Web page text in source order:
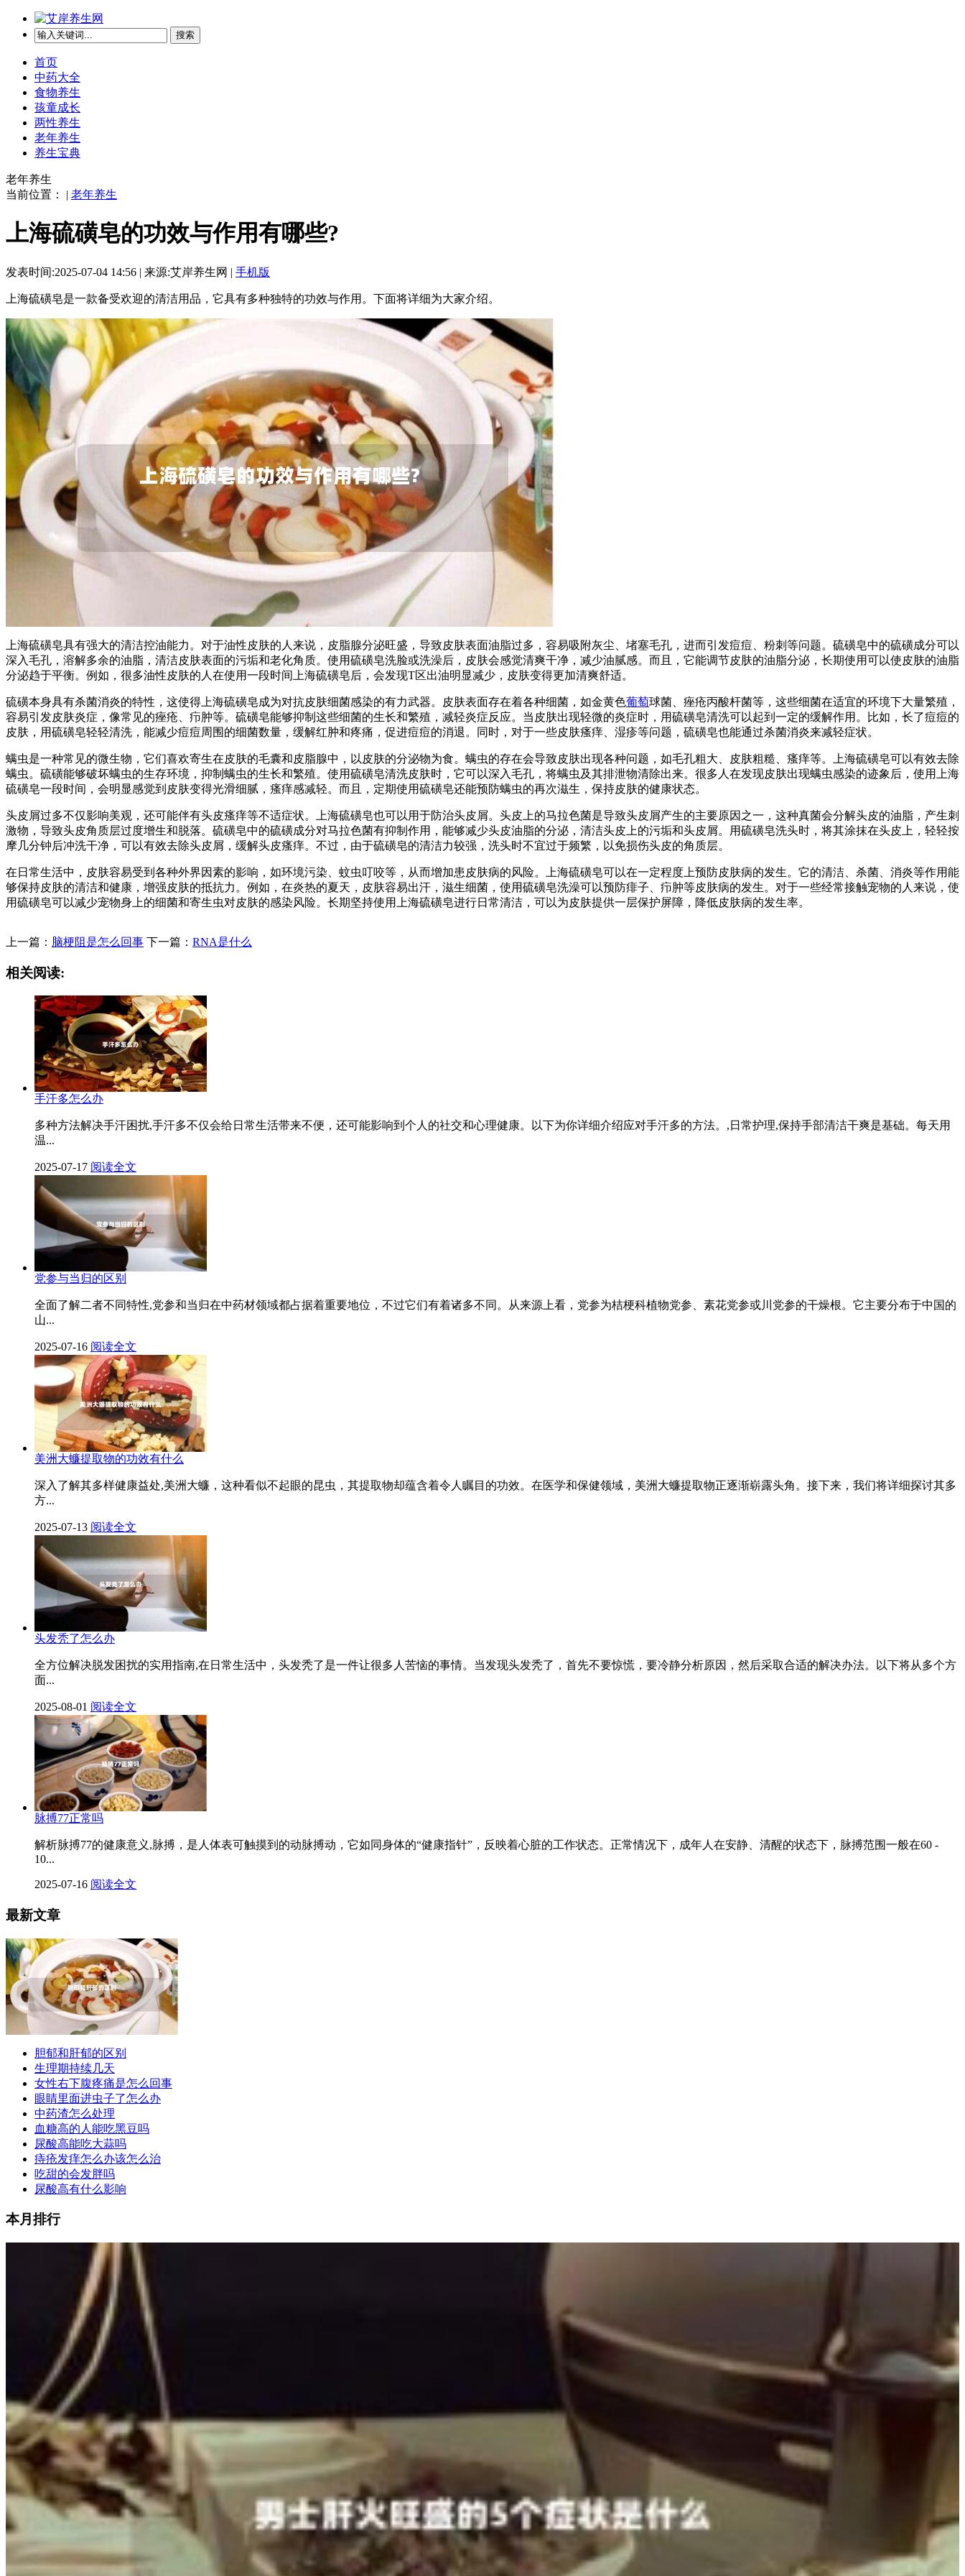
搜索
首页
中药大全
食物养生
孩童成长
两性养生
老年养生
养生宝典
老年养生
当前位置： | 老年养生
上海硫磺皂的功效与作用有哪些?
发表时间:2025-07-04 14:56 | 来源:艾岸养生网 | 手机版
上海硫磺皂是一款备受欢迎的清洁用品，它具有多种独特的功效与作用。下面将详细为大家介绍。
上海硫磺皂具有强大的清洁控油能力。对于油性皮肤的人来说，皮脂腺分泌旺盛，导致皮肤表面油脂过多，容易吸附灰尘、堵塞毛孔，进而引发痘痘、粉刺等问题。硫磺皂中的硫磺成分可以
深入毛孔，溶解多余的油脂，清洁皮肤表面的污垢和老化角质。使用硫磺皂洗脸或洗澡后，皮肤会感觉清爽干净，减少油腻感。而且，它能调节皮肤的油脂分泌，长期使用可以使皮肤的油脂
分泌趋于平衡。例如，很多油性皮肤的人在使用一段时间上海硫磺皂后，会发现T区出油明显减少，皮肤变得更加清爽舒适。
硫磺本身具有杀菌消炎的特性，这使得上海硫磺皂成为对抗皮肤细菌感染的有力武器。皮肤表面存在着各种细菌，如金黄色葡萄球菌、痤疮丙酸杆菌等，这些细菌在适宜的环境下大量繁殖，
容易引发皮肤炎症，像常见的痤疮、疖肿等。硫磺皂能够抑制这些细菌的生长和繁殖，减轻炎症反应。当皮肤出现轻微的炎症时，用硫磺皂清洗可以起到一定的缓解作用。比如，长了痘痘的
皮肤，用硫磺皂轻轻清洗，能减少痘痘周围的细菌数量，缓解红肿和疼痛，促进痘痘的消退。同时，对于一些皮肤瘙痒、湿疹等问题，硫磺皂也能通过杀菌消炎来减轻症状。
螨虫是一种常见的微生物，它们喜欢寄生在皮肤的毛囊和皮脂腺中，以皮肤的分泌物为食。螨虫的存在会导致皮肤出现各种问题，如毛孔粗大、皮肤粗糙、瘙痒等。上海硫磺皂可以有效去除
螨虫。硫磺能够破坏螨虫的生存环境，抑制螨虫的生长和繁殖。使用硫磺皂清洗皮肤时，它可以深入毛孔，将螨虫及其排泄物清除出来。很多人在发现皮肤出现螨虫感染的迹象后，使用上海
硫磺皂一段时间，会明显感觉到皮肤变得光滑细腻，瘙痒感减轻。而且，定期使用硫磺皂还能预防螨虫的再次滋生，保持皮肤的健康状态。
头皮屑过多不仅影响美观，还可能伴有头皮瘙痒等不适症状。上海硫磺皂也可以用于防治头皮屑。头皮上的马拉色菌是导致头皮屑产生的主要原因之一，这种真菌会分解头皮的油脂，产生刺
激物，导致头皮角质层过度增生和脱落。硫磺皂中的硫磺成分对马拉色菌有抑制作用，能够减少头皮油脂的分泌，清洁头皮上的污垢和头皮屑。用硫磺皂洗头时，将其涂抹在头皮上，轻轻按
摩几分钟后冲洗干净，可以有效去除头皮屑，缓解头皮瘙痒。不过，由于硫磺皂的清洁力较强，洗头时不宜过于频繁，以免损伤头皮的角质层。
在日常生活中，皮肤容易受到各种外界因素的影响，如环境污染、蚊虫叮咬等，从而增加患皮肤病的风险。上海硫磺皂可以在一定程度上预防皮肤病的发生。它的清洁、杀菌、消炎等作用能
够保持皮肤的清洁和健康，增强皮肤的抵抗力。例如，在炎热的夏天，皮肤容易出汗，滋生细菌，使用硫磺皂洗澡可以预防痱子、疖肿等皮肤病的发生。对于一些经常接触宠物的人来说，使
用硫磺皂可以减少宠物身上的细菌和寄生虫对皮肤的感染风险。长期坚持使用上海硫磺皂进行日常清洁，可以为皮肤提供一层保护屏障，降低皮肤病的发生率。
上一篇： 脑梗阻是怎么回事 下一篇： RNA是什么
相关阅读:
手汗多怎么办
多种方法解决手汗困扰,手汗多不仅会给日常生活带来不便，还可能影响到个人的社交和心理健康。以下为你详细介绍应对手汗多的方法。,日常护理,保持手部清洁干爽是基础。每天用
温...
2025-07-17 阅读全文
党参与当归的区别
全面了解二者不同特性,党参和当归在中药材领域都占据着重要地位，不过它们有着诸多不同。从来源上看，党参为桔梗科植物党参、素花党参或川党参的干燥根。它主要分布于中国的
山...
2025-07-16 阅读全文
美洲大蠊提取物的功效有什么
深入了解其多样健康益处,美洲大蠊，这种看似不起眼的昆虫，其提取物却蕴含着令人瞩目的功效。在医学和保健领域，美洲大蠊提取物正逐渐崭露头角。接下来，我们将详细探讨其多
方...
2025-07-13 阅读全文
头发秃了怎么办
全方位解决脱发困扰的实用指南,在日常生活中，头发秃了是一件让很多人苦恼的事情。当发现头发秃了，首先不要惊慌，要冷静分析原因，然后采取合适的解决办法。以下将从多个方
面...
2025-08-01 阅读全文
脉搏77正常吗
解析脉搏77的健康意义,脉搏，是人体表可触摸到的动脉搏动，它如同身体的“健康指针”，反映着心脏的工作状态。正常情况下，成年人在安静、清醒的状态下，脉搏范围一般在60 -
10...
2025-07-16 阅读全文
最新文章
胆郁和肝郁的区别
生理期持续几天
女性右下腹疼痛是怎么回事
眼睛里面进虫子了怎么办
中药渣怎么处理
血糖高的人能吃黑豆吗
尿酸高能吃大蒜吗
痔疮发痒怎么办该怎么治
吃甜的会发胖吗
尿酸高有什么影响
本月排行